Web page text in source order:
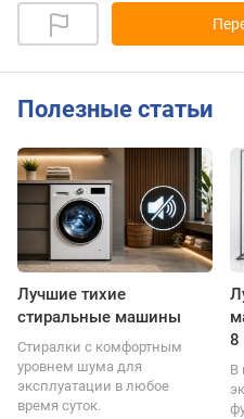
Полезные статьи
Лучшие тихие
стиральные машины
Стиралки с комфортным
уровнем шума для
эксплуатации в любое
время суток.
8
В